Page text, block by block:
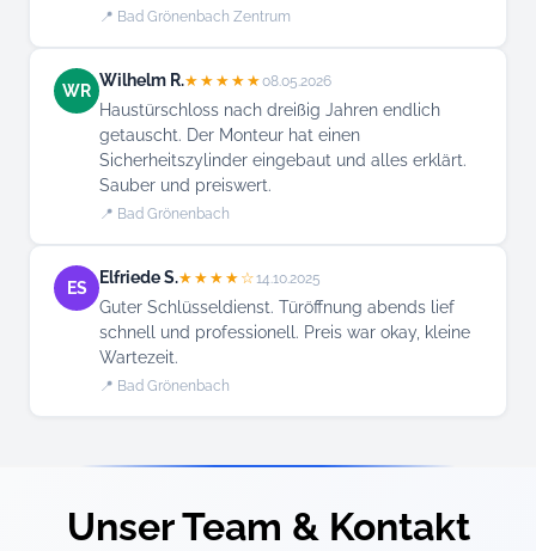
📍 Bad Grönenbach Zentrum
WR
Wilhelm R.★★★★★08.05.2026
Haustürschloss nach dreißig Jahren endlich
getauscht. Der Monteur hat einen
Sicherheitszylinder eingebaut und alles erklärt.
Sauber und preiswert.
📍 Bad Grönenbach
ES
Elfriede S.★★★★☆14.10.2025
Guter Schlüsseldienst. Türöffnung abends lief
schnell und professionell. Preis war okay, kleine
Wartezeit.
📍 Bad Grönenbach
Unser Team & Kontakt